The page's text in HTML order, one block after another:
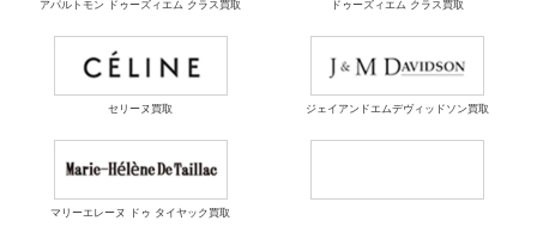
アパルトモン ドゥーズィエム クラス買取 ドゥーズィエム クラス買取
セリーヌ買取 ジェイアンドエムデヴィッドソン買取
マリーエレーヌ ドゥ タイヤック買取